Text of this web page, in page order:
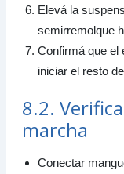
Elevá la
semirremolque
Confirmá que el
iniciar el resto
8.2.
marcha
Conectar